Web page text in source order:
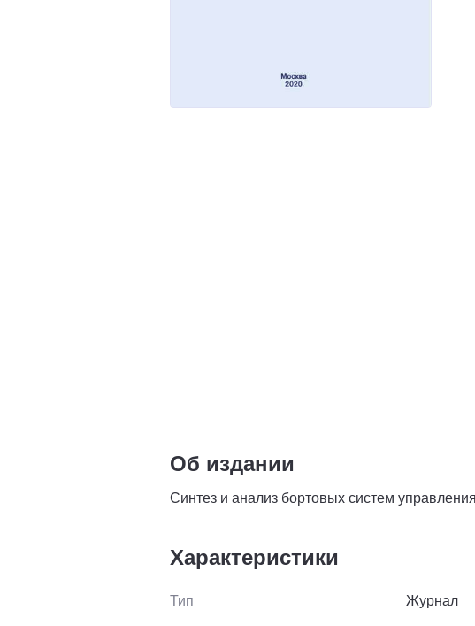
Об издании
Синтез и анализ бортовых систем
Характеристики
Тип Журнал